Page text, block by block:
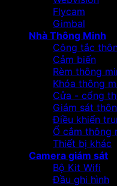
Flycam
Gimbal
Nhà Thông Minh
Công tắc
Cảm biến
Rèm thông
Khóa thông
Cửa - cổng
Giám sát
Điều khiển
Ổ cắm thông
Thiết bị khác
Camera giám sát
Bộ Kit Wifi
Đầu ghi hình